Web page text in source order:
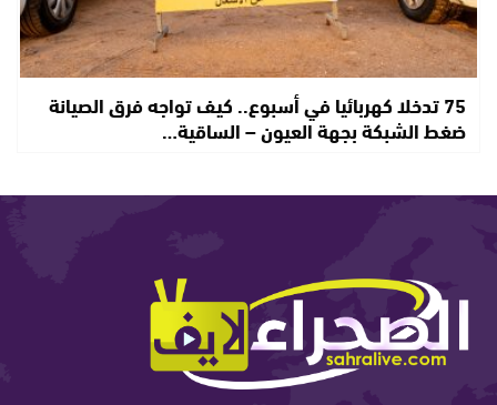
75 تدخلا كهربائيا في أسبوع.. كيف تواجه فرق الصيانة
ضغط الشبكة بجهة العيون – الساقية…